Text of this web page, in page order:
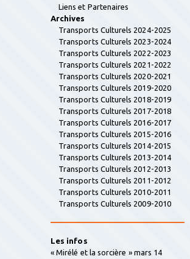
Liens et Partenaires
Archives
Transports Culturels 2024-2025
Transports Culturels 2023-2024
Transports Culturels 2022-2023
Transports Culturels 2021-2022
Transports Culturels 2020-2021
Transports Culturels 2019-2020
Transports Culturels 2018-2019
Transports Culturels 2017-2018
Transports Culturels 2016-2017
Transports Culturels 2015-2016
Transports Culturels 2014-2015
Transports Culturels 2013-2014
Transports Culturels 2012-2013
Transports Culturels 2011-2012
Transports Culturels 2010-2011
Transports Culturels 2009-2010
Les infos
« Mirélé et la sorcière » mars 14